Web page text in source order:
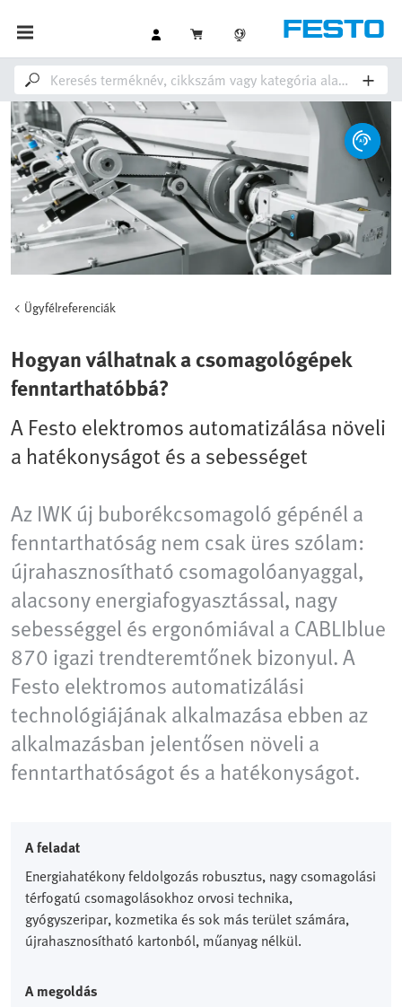
Ügyfélreferenciák
Hogyan válhatnak a csomagológépek
fenntarthatóbbá?
A Festo elektromos automatizálása növeli
a hatékonyságot és a sebességet
Az IWK új buborékcsomagoló gépénél a
fenntarthatóság nem csak üres szólam:
újrahasznosítható csomagolóanyaggal,
alacsony energiafogyasztással, nagy
sebességgel és ergonómiával a CABLIblue
870 igazi trendteremtőnek bizonyul. A
Festo elektromos automatizálási
technológiájának alkalmazása ebben az
alkalmazásban jelentősen növeli a
fenntarthatóságot és a hatékonyságot.
A feladat
Energiahatékony feldolgozás robusztus, nagy csomagolási
térfogatú csomagolásokhoz orvosi technika,
gyógyszeripar, kozmetika és sok más terület számára,
újrahasznosítható kartonból, műanyag nélkül.
A megoldás